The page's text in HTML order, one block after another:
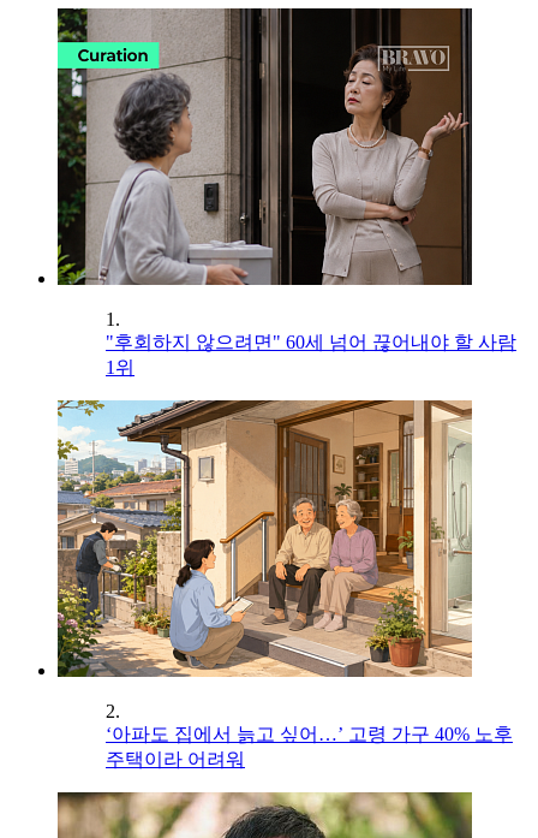
1.
"후회하지 않으려면" 60세 넘어 끊어내야 할 사람
1위
2.
‘아파도 집에서 늙고 싶어…’ 고령 가구 40% 노후
주택이라 어려워